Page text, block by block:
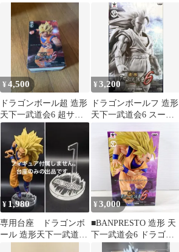
5 孫悟空 超サイヤ人
ーパーサイヤ人2 造形
天下一武道会
¥4,500
ドラゴンボール超 造形
天下一武道会6 超サイ
ヤ人2孫悟空
¥3,200
ドラゴンボールフ 造形
天下一武道会6 スーパ
¥ 1,980
専用台座 ドラゴンボ
ール 造形天下一武道会
¥3,000
■BANPRESTO 造形 天
下一武道会6 ドラゴン
ボール超 SCultures BIG